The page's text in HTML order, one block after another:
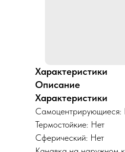
Характеристики
Описание
Характеристики
Самоцентрирующиеся:
Термостойкие: Нет
Сферический: Нет